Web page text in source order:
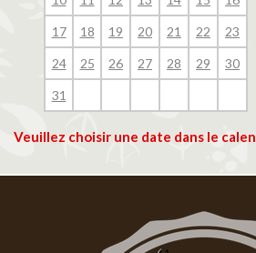
17 18 19 20 21 22 23
24 25 26 27 28 29 30
31
Veuillez choisir une date dans le